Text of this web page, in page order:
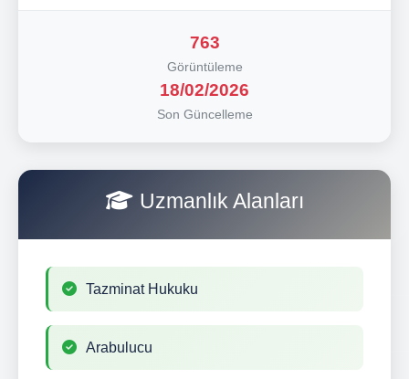
763
Görüntüleme
18/02/2026
Son Güncelleme
Uzmanlık Alanları
Tazminat Hukuku
Arabulucu